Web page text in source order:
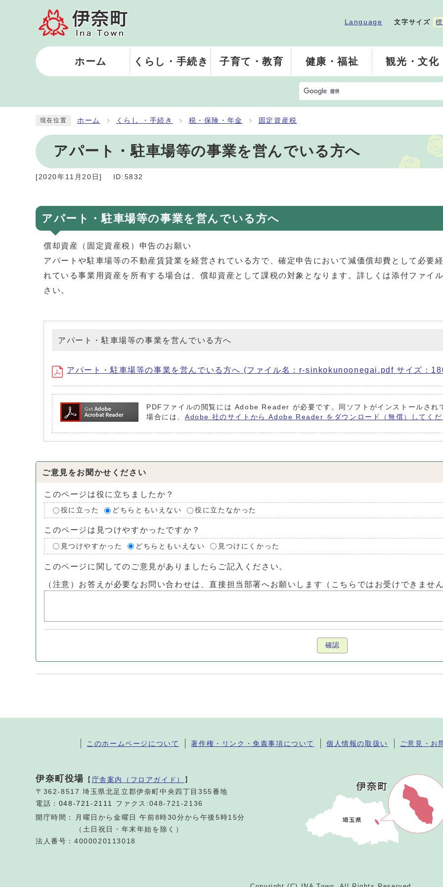
Language 文字サイズ
ホーム くらし・手続き 子育て・教育 健康・福祉 観光・文化
現在位置 ホーム くらし ・手続き 税・保険・年金 固定資産税
アパート・駐車場等の事業を営んでいる方へ
[2020年11月20日] ID:5832
アパート・駐車場等の事業を営んでいる方へ
償却資産（固定資産税）申告のお願い
アパートや駐車場等の不動産賃貸業を経営されている方で、確定申告において減価償却費として必要
れている事業用資産を所有する場合は、償却資産として課税の対象となります。詳しくは添付ファイ
さい。
アパート・駐車場等の事業を営んでいる方へ
アパート・駐車場等の事業を営んでいる方へ (ファイル名：r-sinkokunoonegai.pdf サイズ：
PDFファイルの閲覧には Adobe Reader が必要です。同ソフトがインストールされ
場合には、 Adobe 社のサイトから Adobe Reader をダウンロード（無償）してくだ
ご意見をお聞かせください
このページは役に立ちましたか？
役に立った どちらともいえない 役に立たなかった
このページは見つけやすかったですか？
見つけやすかった どちらともいえない 見つけにくかった
このページに関してのご意見がありましたらご記入ください。
（注意）お答えが必要なお問い合わせは、直接担当部署へお願いします（こちらではお受けできませ
確認
このホームページについて 著作権・リンク・免責事項について 個人情報の取扱い ご意見・お
伊奈町役場 【 庁舎案内（フロアガイド） 】
〒362-8517 埼玉県北足立郡伊奈町中央四丁目355番地
電話： 048-721-2111
ファクス:048-721-2136
開庁時間：
月曜日から金曜日 午前8時30分から午後5時15分
（土日祝日・年末年始を除く）
法人番号：4000020113018